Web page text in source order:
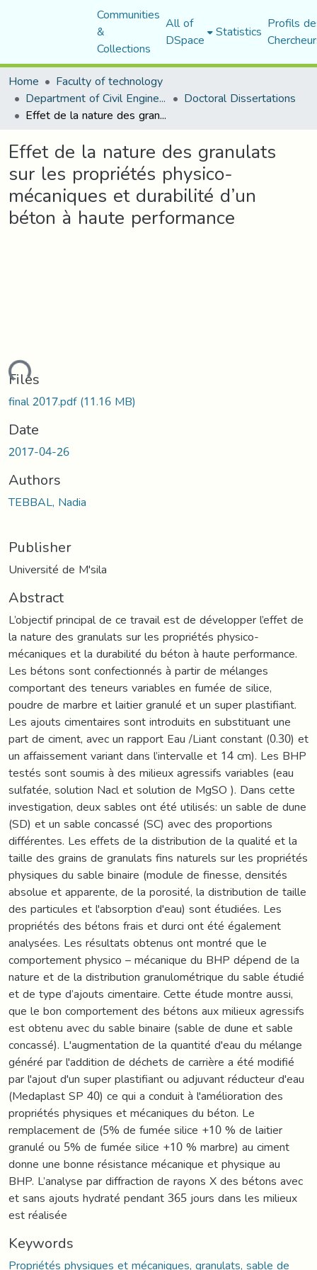
Communities
&
Collections
All of
DSpace Statistics Profils
Home
Faculty of technology
Department of Civil Engineering Doctoral Dissertations
Effet de la nature des granulats sur les propriétés physico-mécaniques et durabilité d’un béton à haute performance
Effet de la nature des granulats
sur les propriétés physico-
mécaniques et durabilité d’un
béton à haute performance
Files
final 2017.pdf(11.16 MB)
Date
2017-04-26
Authors
TEBBAL, Nadia
Publisher
Université de M'sila
Abstract
L’objectif principal de ce travail est de développer l’effet de
la nature des granulats sur les propriétés physico-
mécaniques et la durabilité du béton à haute performance.
Les bétons sont confectionnés à partir de mélanges
comportant des teneurs variables en fumée de silice,
poudre de marbre et laitier granulé et un super plastifiant.
Les ajouts cimentaires sont introduits en substituant une
part de ciment, avec un rapport Eau /Liant constant (0.30) et
un affaissement variant dans l’intervalle et 14 cm). Les BHP
testés sont soumis à des milieux agressifs variables (eau
sulfatée, solution Nacl et solution de MgSO ). Dans cette
investigation, deux sables ont été utilisés: un sable de dune
(SD) et un sable concassé (SC) avec des proportions
différentes. Les effets de la distribution de la qualité et la
taille des grains de granulats fins naturels sur les propriétés
physiques du sable binaire (module de finesse, densités
absolue et apparente, de la porosité, la distribution de taille
des particules et l'absorption d'eau) sont étudiées. Les
propriétés des bétons frais et durci ont été également
analysées. Les résultats obtenus ont montré que le
comportement physico – mécanique du BHP dépend de la
nature et de la distribution granulométrique du sable étudié
et de type d’ajouts cimentaire. Cette étude montre aussi,
que le bon comportement des bétons aux milieux agressifs
est obtenu avec du sable binaire (sable de dune et sable
concassé). L'augmentation de la quantité d'eau du mélange
généré par l'addition de déchets de carrière a été modifié
par l'ajout d'un super plastifiant ou adjuvant réducteur d'eau
(Medaplast SP 40) ce qui a conduit à l'amélioration des
propriétés physiques et mécaniques du béton. Le
remplacement de (5% de fumée silice +10 % de laitier
granulé ou 5% de fumée silice +10 % marbre) au ciment
donne une bonne résistance mécanique et physique au
BHP. L’analyse par diffraction de rayons X des bétons avec
et sans ajouts hydraté pendant 365 jours dans les milieux
est réalisée
Keywords
Propriétés physiques et mécaniques, granulats, sable de